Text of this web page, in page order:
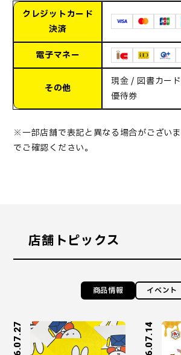
クレジットカード
決済
電子マネー
その他
現金 / 図書カー
優待券
※一部店舗で表記と異なる場合がござい
でご確認ください。
店舗トピックス
商品情報 イベント